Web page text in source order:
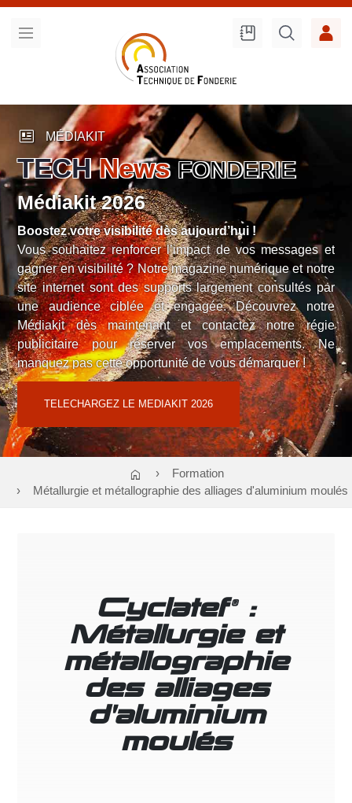
sur le site
TECHNews FONDERIE
Médiakit 2026
newsmode MÉDIAKIT
Boostez votre visibilité dès aujourd’hui !
Vous souhaitez renforcer l’impact de vos messages et
gagner en visibilité ? Notre magazine numérique et notre
site internet sont des supports largement consultés par
une audience ciblée et engagée. Découvrez notre
Médiakit dès maintenant et contactez notre régie
publicitaire pour réserver vos emplacements. Ne
manquez pas cette opportunité de vous démarquer !
Contact : Cloé TEODORI06 02 58 01 09ou
regiepubtnf@atf-asso.com
TELECHARGEZ LE MEDIAKIT 2026
home
Formation
Métallurgie et métallographie des alliages d'aluminium moulés
Cyclatef ®:
Métallurgie et
métallographie
des alliages
d'aluminium
moulés